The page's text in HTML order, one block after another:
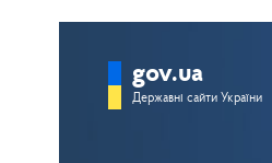
gov.ua
Державні сайти України